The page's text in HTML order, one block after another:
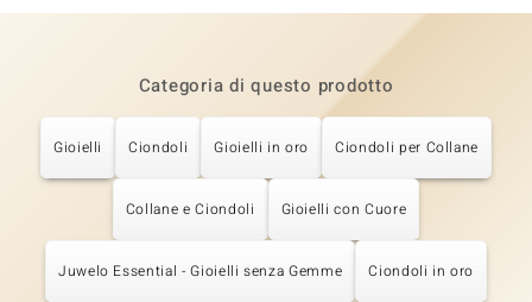
Categoria di questo prodotto
Gioielli Ciondoli Gioielli in oro Ciondoli per Collane
Collane e Ciondoli Gioielli con Cuore
Juwelo Essential - Gioielli senza Gemme Ciondoli in oro